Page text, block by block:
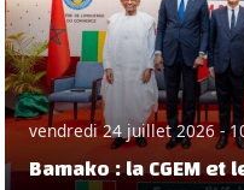
vendredi 24 juillet 2026 -
Bamako : la CGEM et